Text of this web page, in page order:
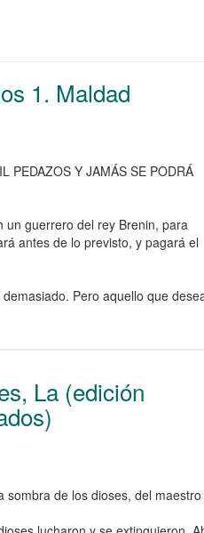
1. Maldad
PEDAZOS Y JAMÁS SE PODRÁ
un guerrero del rey Brenin, para
antes de lo previsto, y pagará el
Pero aquello que
La (edición
sombra de los dioses, del